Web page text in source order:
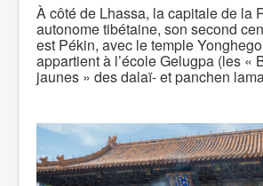
À côté de Lhassa, la capitale de la
autonome tibétaine, son second
est Pékin, avec le temple
appartient à l’école Gelugpa (les «
jaunes » des dalaï- et panchen